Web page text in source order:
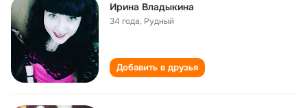
Ирина Владыкина
34 года, Рудный
Добавить в друзья